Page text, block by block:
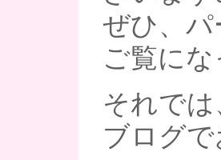
ぜひ、
ご覧に
それで
ブログ